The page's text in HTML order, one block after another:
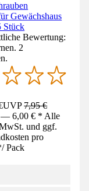
Gewächshaus
Stück
Bewertung:
2
UVP7,95 €
— 6,00 € * Alle
und ggf.
pro
/ Pack